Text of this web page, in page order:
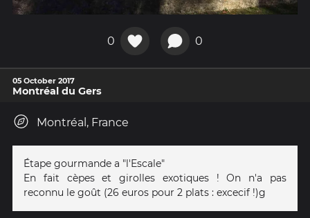
0 0
05 October 2017
Montréal du Gers
Montréal, France
Étape gourmande a "l'Escale"
En fait cèpes et girolles exotiques ! On n'a pas
reconnu le goût (26 euros pour 2 plats : excecif !)g